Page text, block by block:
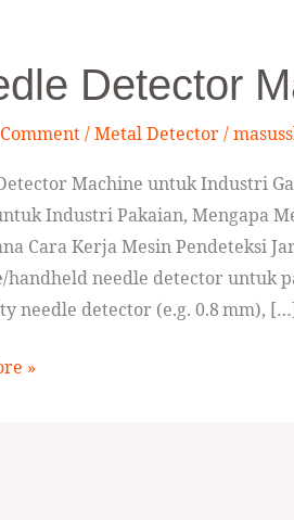
Detector
/Metal Detector/
Machine untuk Industri
Industri Pakaian, Mengapa
Cara Kerja Mesin Pendeteksi
handheld needle detector untuk
needle detector (e.g. 0.8 mm),
»